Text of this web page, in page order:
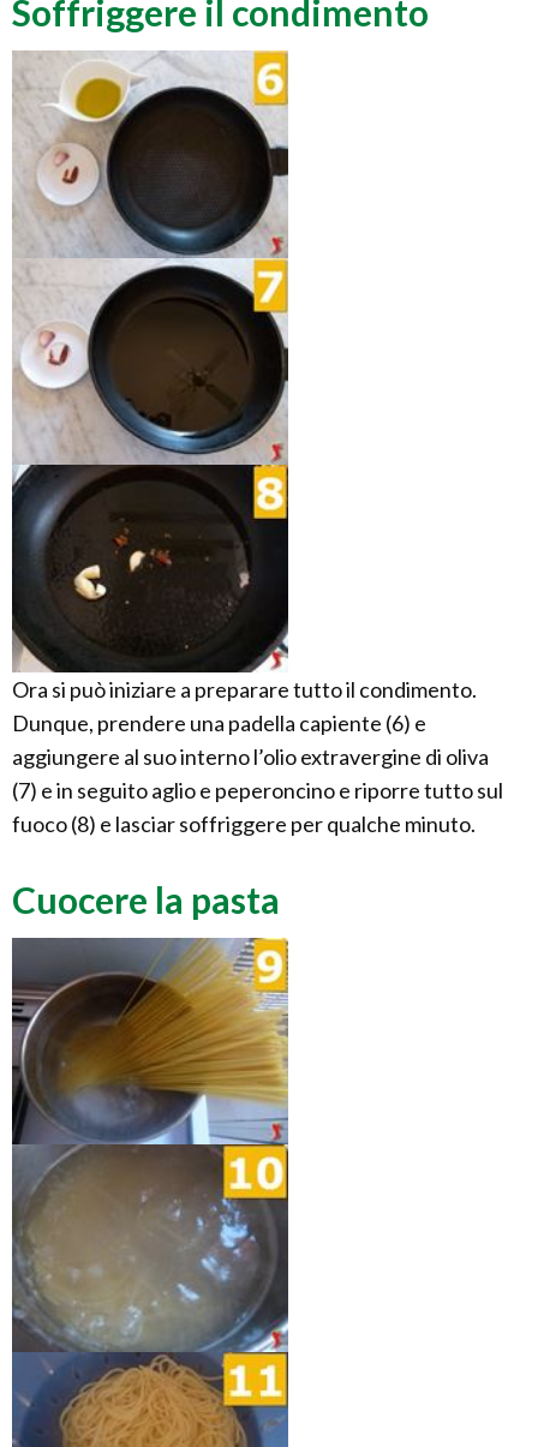
Soffriggere il condimento
Ora si può iniziare a preparare tutto il condimento.
Dunque, prendere una padella capiente (6) e
aggiungere al suo interno l’olio extravergine di oliva
(7) e in seguito aglio e peperoncino e riporre tutto sul
fuoco (8) e lasciar soffriggere per qualche minuto.
Cuocere la pasta